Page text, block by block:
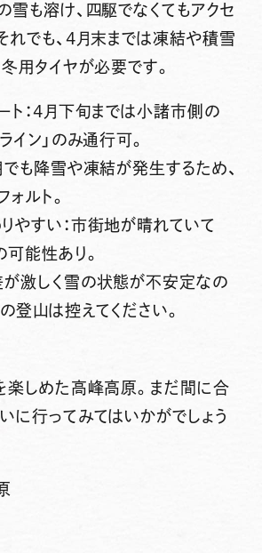
雪も溶け、四駆でなくてもアクセ
れでも、4月末までは凍結や積雪
用タイヤが必要です。
ト：4月下旬までは小諸市側の
イン」のみ通行可。
も降雪や凍結が発生するため、
ルト。
やすい：市街地が晴れていて
可能性あり。
激しく雪の状態が不安定なの
登山は控えてください。
楽しめた高峰高原。まだ間に合
に行ってみてはいかがでしょう